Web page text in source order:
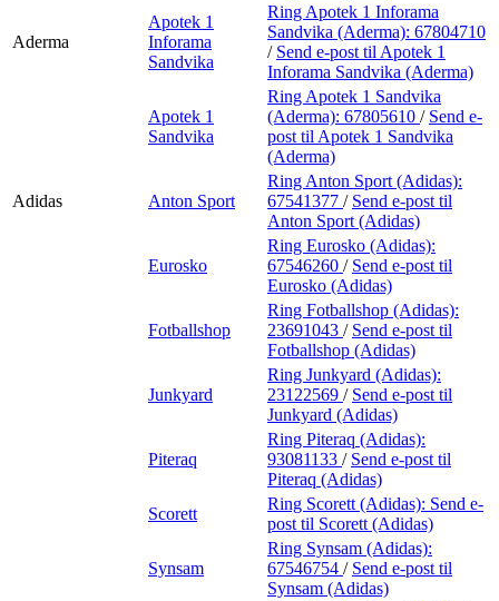
Aderma
Apotek 1
Inforama
Sandvika
Ring Apotek 1 Inforama
Sandvika (Aderma): 67804710
/ Send e-post til Apotek 1
Inforama Sandvika (Aderma)
Apotek 1
Sandvika
Ring Apotek 1 Sandvika
(Aderma): 67805610 / Send e-
post til Apotek 1 Sandvika
(Aderma)
Adidas Anton Sport
Ring Anton Sport (Adidas):
67541377 / Send e-post til
Anton Sport (Adidas)
Eurosko
Ring Eurosko (Adidas):
67546260 / Send e-post til
Eurosko (Adidas)
Fotballshop
Ring Fotballshop (Adidas):
23691043 / Send e-post til
Fotballshop (Adidas)
Junkyard
Ring Junkyard (Adidas):
23122569 / Send e-post til
Junkyard (Adidas)
Piteraq
Ring Piteraq (Adidas):
93081133 / Send e-post til
Piteraq (Adidas)
Scorett
Ring Scorett (Adidas): Send e-
post til Scorett (Adidas)
Synsam
Ring Synsam (Adidas):
67546754 / Send e-post til
Synsam (Adidas)